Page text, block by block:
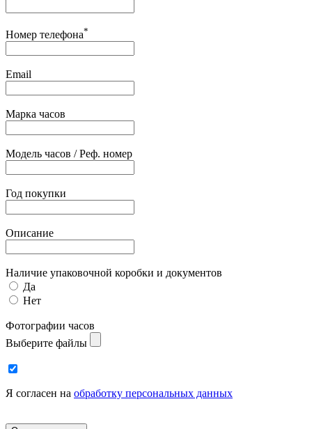
Номер телефона*
Email
Марка часов
Модель часов / Реф. номер
Год покупки
Описание
Наличие упаковочной коробки и документов
Да
Нет
Фотографии часов
Выберите файлы
Я согласен на обработку персональных данных